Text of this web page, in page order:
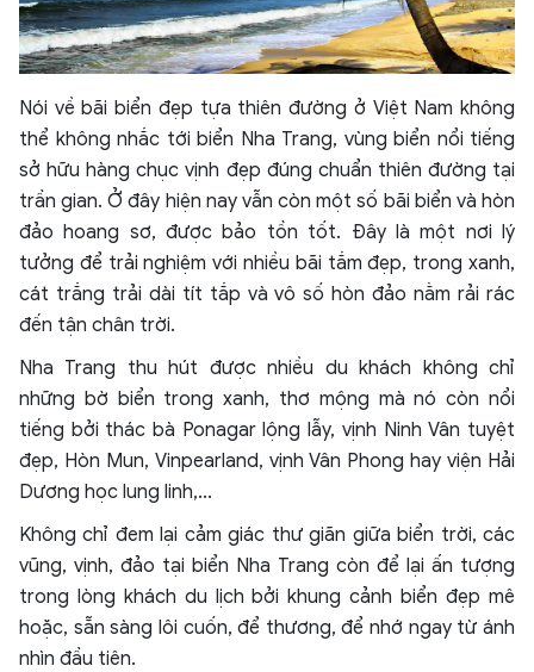
Nói về bãi biển đẹp tựa thiên đường ở Việt Nam không
thể không nhắc tới biển Nha Trang, vùng biển nổi tiếng
sở hữu hàng chục vịnh đẹp đúng chuẩn thiên đường tại
trần gian. Ở đây hiện nay vẫn còn một số bãi biển và hòn
đảo hoang sơ, được bảo tồn tốt. Đây là một nơi lý
tưởng để trải nghiệm với nhiều bãi tắm đẹp, trong xanh,
cát trắng trải dài tít tắp và vô số hòn đảo nằm rải rác
đến tận chân trời.
Nha Trang thu hút được nhiều du khách không chỉ
những bờ biển trong xanh, thơ mộng mà nó còn nổi
tiếng bởi thác bà Ponagar lộng lẫy, vịnh Ninh Vân tuyệt
đẹp, Hòn Mun, Vinpearland, vịnh Vân Phong hay viện Hải
Dương học lung linh,...
Không chỉ đem lại cảm giác thư giãn giữa biển trời, các
vũng, vịnh, đảo tại biển Nha Trang còn để lại ấn tượng
trong lòng khách du lịch bởi khung cảnh biển đẹp mê
hoặc, sẵn sàng lôi cuốn, để thương, để nhớ ngay từ ánh
nhìn đầu tiên.